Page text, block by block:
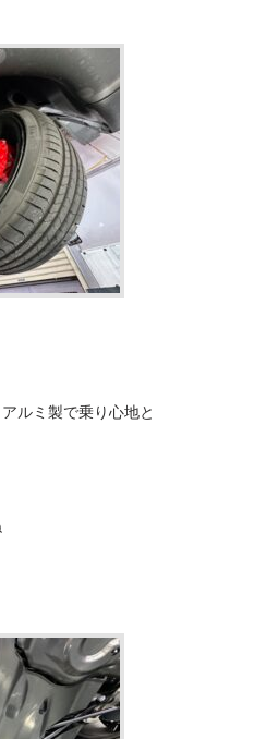
ルミ製で乗り心地と